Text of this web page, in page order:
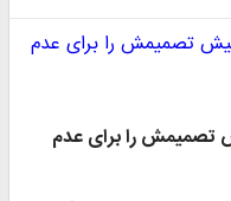
تصمیمش را برای عدم